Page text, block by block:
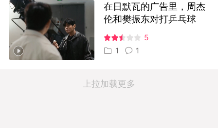
在日默瓦的广告里，周杰
伦和樊振东对打乒乓球
5
1
1
上拉加载更多